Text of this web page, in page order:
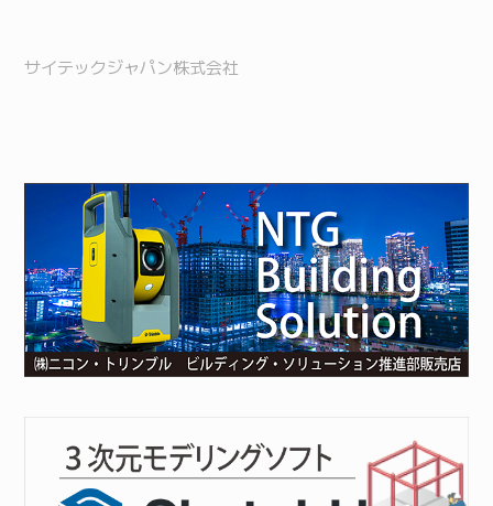
サイテックジャパン株式会社